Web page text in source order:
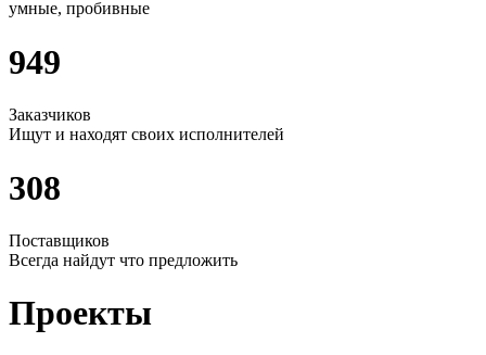
умные, пробивные
949
Заказчиков
Ищут и находят своих исполнителей
308
Поставщиков
Всегда найдут что предложить
Проекты